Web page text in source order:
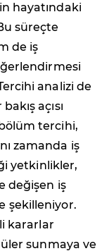
hayatındaki
süreçte
de iş
analizi de
açısı
tercihi,
zamanda iş
yetkinlikler,
değişen iş
şekilleniyor.
kararlar
sunmaya ve